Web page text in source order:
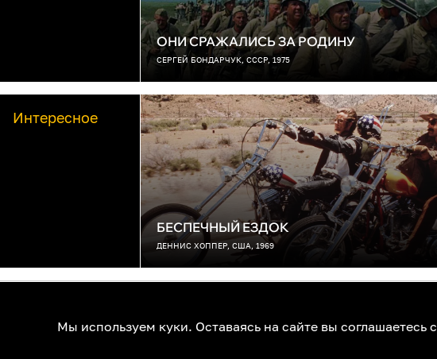
ОНИ СРАЖАЛИСЬ ЗА РОДИНУ
СЕРГЕЙ БОНДАРЧУК, СССР, 1975
Интересное
БЕСПЕЧНЫЙ ЕЗДОК
ДЕННИС ХОППЕР, США, 1969
Мы используем куки. Оставаясь на сайте вы соглашаетесь с